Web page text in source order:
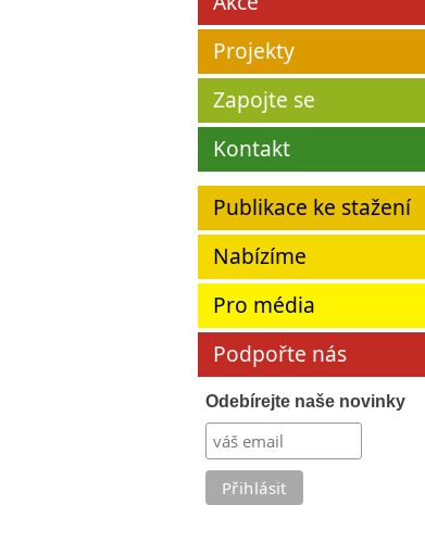
Projekty
Zapojte se
Kontakt
Publikace ke stažení
Nabízíme
Pro média
Podpořte nás
Odebírejte naše novinky